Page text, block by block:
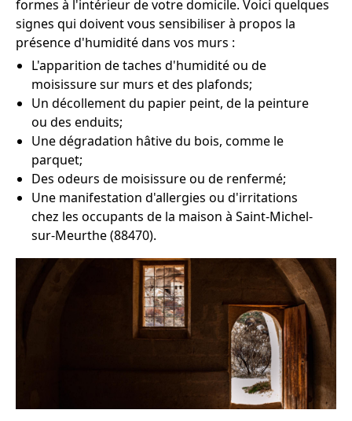
formes à l'intérieur de votre domicile. Voici quelques
signes qui doivent vous sensibiliser à propos la
présence d'humidité dans vos murs :
L'apparition de taches d'humidité ou de
moisissure sur murs et des plafonds;
Un décollement du papier peint, de la peinture
ou des enduits;
Une dégradation hâtive du bois, comme le
parquet;
Des odeurs de moisissure ou de renfermé;
Une manifestation d'allergies ou d'irritations
chez les occupants de la maison à Saint-Michel-
sur-Meurthe (88470).